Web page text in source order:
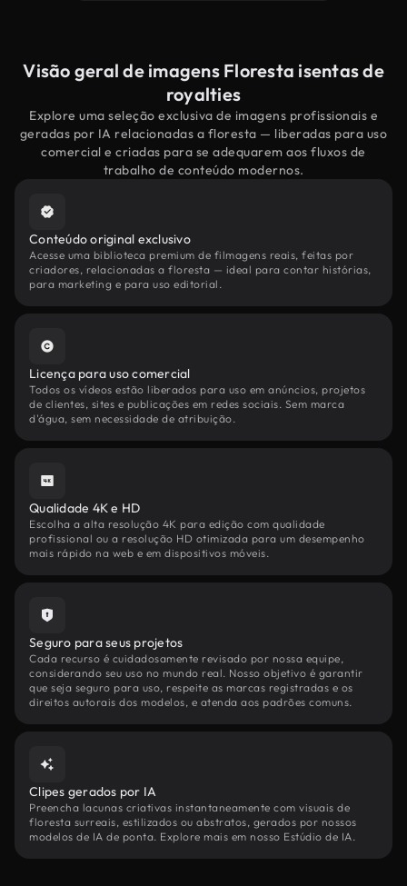
Visão geral de imagens Floresta isentas de
royalties
Explore uma seleção exclusiva de imagens profissionais e
geradas por IA relacionadas a floresta — liberadas para uso
comercial e criadas para se adequarem aos fluxos de
trabalho de conteúdo modernos.
Conteúdo original exclusivo
Acesse uma biblioteca premium de filmagens reais, feitas por
criadores, relacionadas a floresta — ideal para contar histórias,
para marketing e para uso editorial.
Licença para uso comercial
Todos os vídeos estão liberados para uso em anúncios, projetos
de clientes, sites e publicações em redes sociais. Sem marca
d'água, sem necessidade de atribuição.
Qualidade 4K e HD
Escolha a alta resolução 4K para edição com qualidade
profissional ou a resolução HD otimizada para um desempenho
mais rápido na web e em dispositivos móveis.
Seguro para seus projetos
Cada recurso é cuidadosamente revisado por nossa equipe,
considerando seu uso no mundo real. Nosso objetivo é garantir
que seja seguro para uso, respeite as marcas registradas e os
direitos autorais dos modelos, e atenda aos padrões comuns.
Clipes gerados por IA
Preencha lacunas criativas instantaneamente com visuais de
floresta surreais, estilizados ou abstratos, gerados por nossos
modelos de IA de ponta. Explore mais em nosso Estúdio de IA.